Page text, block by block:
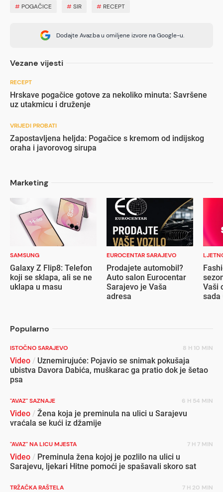
# POGAČICE #SIR # RECEPT
Dodajte Avaz.ba u omiljene izvore na Google-u.
Vezane vijesti
RECEPT
Hrskave pogačice gotove za nekoliko minuta: Savršene
uz utakmicu i druženje
VRIJEDI PROBATI
Zapostavljena heljda: Pogačice s kremom od indijskog
oraha i javorovog sirupa
Marketing
SAMSUNG
Galaxy Z Flip8: Telefon
koji se sklapa, ali se ne
uklapa u masu
EUROCENTAR SARAJEVO
Prodajete automobil?
Auto salon Eurocentar
Sarajevo je Vaša
adresa
Vaši
sada
Popularno
ISTOČNO SARAJEVO 8 H 10 MIN
Video / Uznemirujuće: Pojavio se snimak pokušaja
ubistva Davora Dabića, muškarac ga pratio dok je šetao
psa
"AVAZ" SAZNAJE 6 H 54 MIN
Video / Žena koja je preminula na ulici u Sarajevu
vraćala se kući iz džamije
"AVAZ" NA LICU MJESTA 7 H 7 MIN
Video / Preminula žena kojoj je pozlilo na ulici u
Sarajevu, ljekari Hitne pomoći je spašavali skoro sat
TRŽAČKA RAŠTELA 7 H 20 MIN